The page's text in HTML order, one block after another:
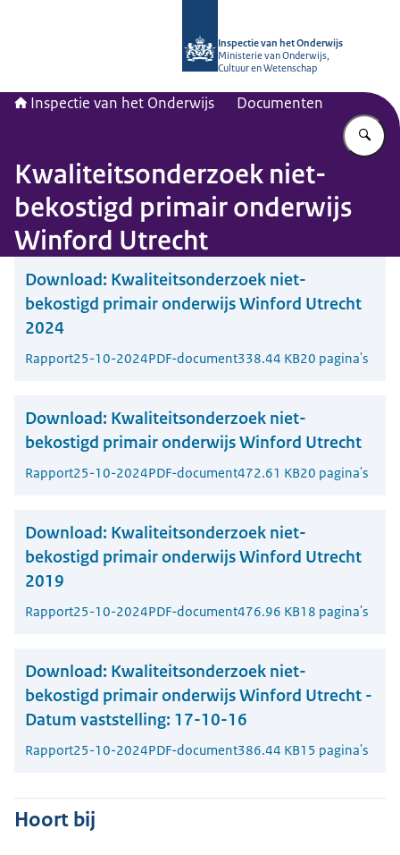
Inspectie van het Onderwijs
Ministerie van Onderwijs,
Cultuur en Wetenschap
Inspectie van het Onderwijs Documenten
Kwaliteitsonderzoek niet-
bekostigd primair onderwijs
Winford Utrecht
Download: Kwaliteitsonderzoek niet-
bekostigd primair onderwijs Winford Utrecht
2024
Rapport25-10-2024PDF-document338.44 KB20 pagina's
Download: Kwaliteitsonderzoek niet-
bekostigd primair onderwijs Winford Utrecht
Rapport25-10-2024PDF-document472.61 KB20 pagina's
Download: Kwaliteitsonderzoek niet-
bekostigd primair onderwijs Winford Utrecht
2019
Rapport25-10-2024PDF-document476.96 KB18 pagina's
Download: Kwaliteitsonderzoek niet-
bekostigd primair onderwijs Winford Utrecht -
Datum vaststelling: 17-10-16
Rapport25-10-2024PDF-document386.44 KB15 pagina's
Hoort bij